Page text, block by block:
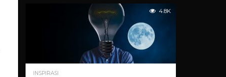
4.8K
INSPIRASI